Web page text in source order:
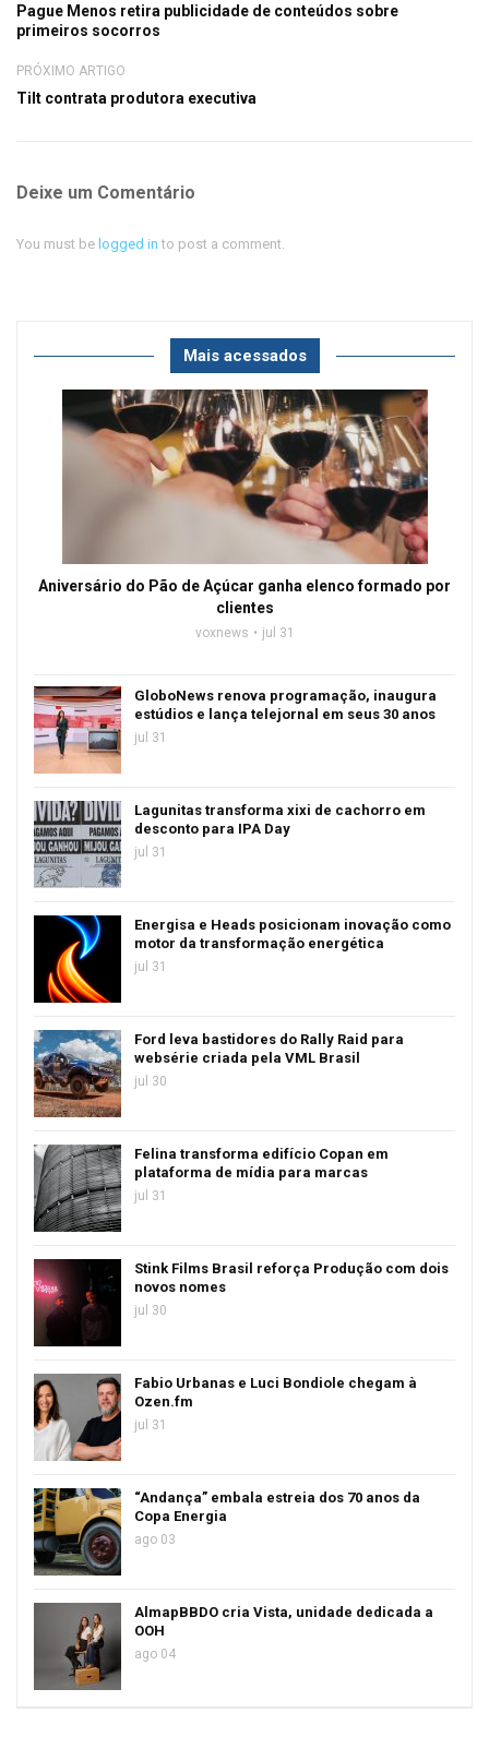
Pague Menos retira publicidade de conteúdos sobre
primeiros socorros
PRÓXIMO ARTIGO
Tilt contrata produtora executiva
Deixe um Comentário
You must be logged in to post a comment.
Mais acessados
Aniversário do Pão de Açúcar ganha elenco formado por
clientes
voxnews jul 31
GloboNews renova programação, inaugura
estúdios e lança telejornal em seus 30 anos
jul 31
Lagunitas transforma xixi de cachorro em
desconto para IPA Day
jul 31
Energisa e Heads posicionam inovação como
motor da transformação energética
jul 31
Ford leva bastidores do Rally Raid para
websérie criada pela VML Brasil
jul 30
Felina transforma edifício Copan em
plataforma de mídia para marcas
jul 31
Stink Films Brasil reforça Produção com dois
novos nomes
jul 30
Fabio Urbanas e Luci Bondiole chegam à
Ozen.fm
jul 31
“Andança” embala estreia dos 70 anos da
Copa Energia
ago 03
AlmapBBDO cria Vista, unidade dedicada a
OOH
ago 04